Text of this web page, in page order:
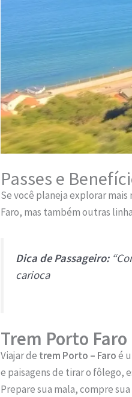
Passes e
Se você planeja explorar
Faro, mas também outras
Dica de Passageiro:
carioca
Trem Porto Faro
Viajar de trem Porto – Faroé
e paisagens de tirar o fôlego,
Prepare sua mala, compre